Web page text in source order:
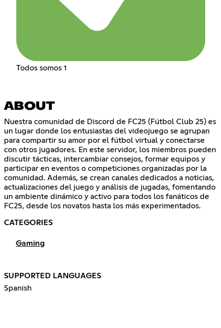
Todos somos 1
ABOUT
Nuestra comunidad de Discord de FC25 (Fútbol Club 25) es
un lugar donde los entusiastas del videojuego se agrupan
para compartir su amor por el fútbol virtual y conectarse
con otros jugadores. En este servidor, los miembros pueden
discutir tácticas, intercambiar consejos, formar equipos y
participar en eventos o competiciones organizadas por la
comunidad. Además, se crean canales dedicados a noticias,
actualizaciones del juego y análisis de jugadas, fomentando
un ambiente dinámico y activo para todos los fanáticos de
FC25, desde los novatos hasta los más experimentados.
CATEGORIES
Gaming
SUPPORTED LANGUAGES
Spanish